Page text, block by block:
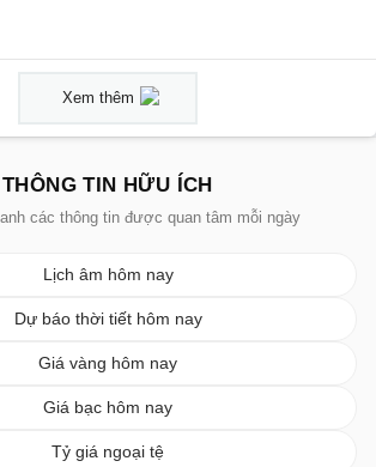
Xem thêm
THÔNG TIN HỮU ÍCH
các thông tin được quan tâm mỗi ngày
Lịch âm hôm nay
Dự báo thời tiết hôm nay
Giá vàng hôm nay
Giá bạc hôm nay
Tỷ giá ngoại tệ